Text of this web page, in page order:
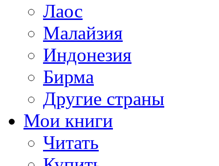
Лаос
Малайзия
Индонезия
Бирма
Другие страны
Мои книги
Читать